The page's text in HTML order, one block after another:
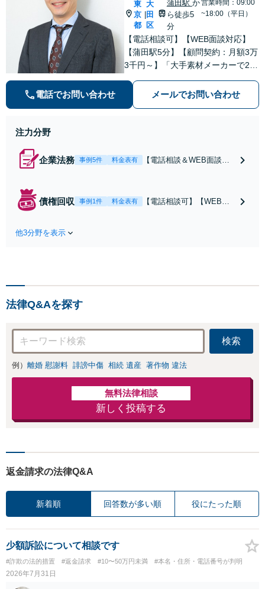
可】
有】【初回相談30
分無料】
東
京
都
大
田
区
蒲田駅 か
ら徒歩5
分
営業時間：09:00
~18:00（平日）
【電話相談可】【WEB面談対応】
【蒲田駅5分】【顧問契約：月額3万
3千円～】「大手素材メーカーで20
「契約書のリーガルチェック」「債
権回収：売掛金や請負代金の未払
電話でお問い合わせ メールでお問い合わせ
注力分野
企業法務 事例5件 料金表有
【電話相談＆WEB面談
素材メーカーで20年勤務、
債権回収 事例1件 料金表有
【電話相談可】【WEB面
業間の債権回収に幅広く対
他3分野を表示
法律Q&Aを探す
検索
例） 離婚 慰謝料 誹謗中傷 相続 遺産 著作物 違法
無料法律相談
新しく投稿する
返金請求の法律Q&A
新着順 回答数が多い順 役にたった順
少額訴訟について相談です
#詐欺の法的措置 #返金請求 #10〜50万円未満 #本名・住所・電話番号が判明
2026年7月31日